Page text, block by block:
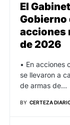
El
Gobierno
acciones
de 2026
• En acciones
se llevaron a
de armas de…
BY CERTEZA